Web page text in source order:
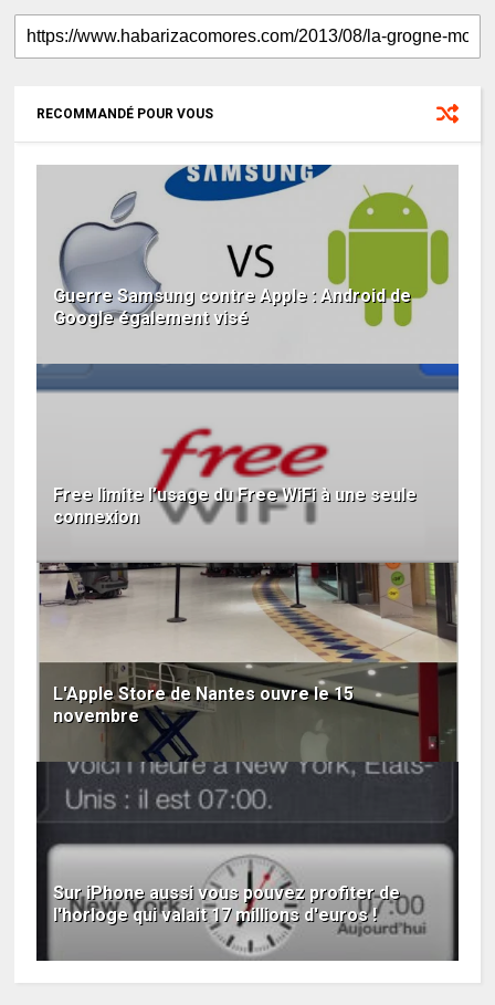
RECOMMANDÉ POUR VOUS
Guerre Samsung contre Apple : Android de
Google également visé
Free limite l’usage du Free WiFi à une seule
connexion
L'Apple Store de Nantes ouvre le 15
novembre
Sur iPhone aussi vous pouvez profiter de
l'horloge qui valait 17 millions d'euros !